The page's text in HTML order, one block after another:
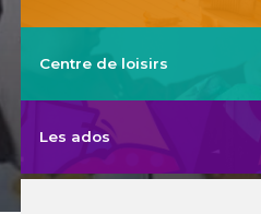
Centre de loisirs
Les ados